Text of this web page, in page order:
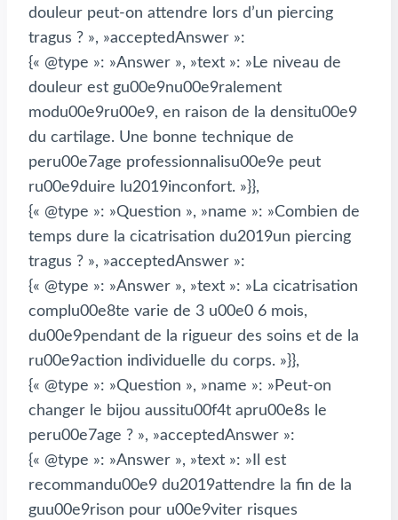
douleur peut-on attendre lors d’un piercing
tragus ? », »acceptedAnswer »:
{« @type »: »Answer », »text »: »Le niveau de
douleur est gu00e9nu00e9ralement
modu00e9ru00e9, en raison de la densitu00e9
du cartilage. Une bonne technique de
peru00e7age professionnalisu00e9e peut
ru00e9duire lu2019inconfort. »}},
{« @type »: »Question », »name »: »Combien de
temps dure la cicatrisation du2019un piercing
tragus ? », »acceptedAnswer »:
{« @type »: »Answer », »text »: »La cicatrisation
complu00e8te varie de 3 u00e0 6 mois,
du00e9pendant de la rigueur des soins et de la
ru00e9action individuelle du corps. »}},
{« @type »: »Question », »name »: »Peut-on
changer le bijou aussitu00f4t apru00e8s le
peru00e7age ? », »acceptedAnswer »:
{« @type »: »Answer », »text »: »Il est
recommandu00e9 du2019attendre la fin de la
guu00e9rison pour u00e9viter risques